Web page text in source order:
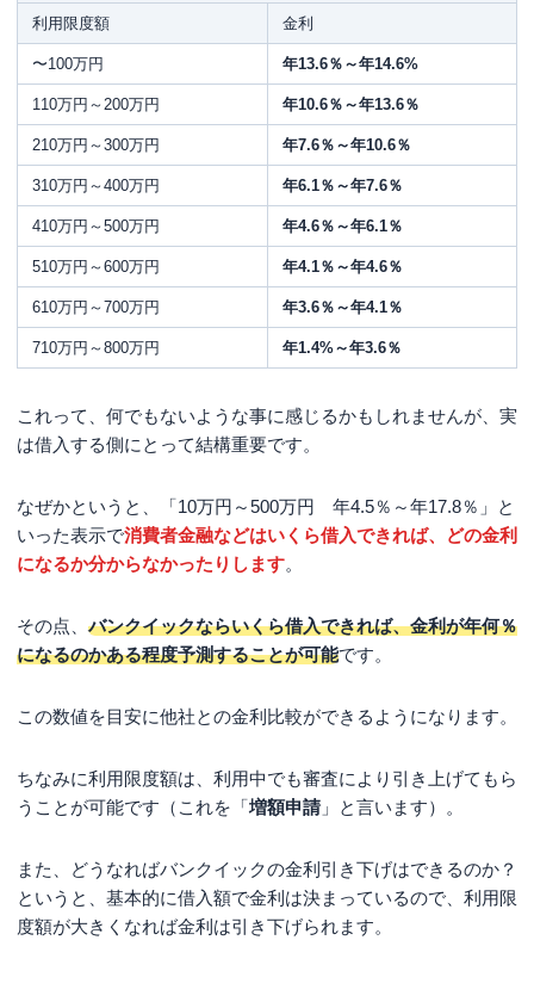
利用限度額 金利
〜100万円 年13.6％～年14.6%
110万円～200万円 年10.6％～年13.6％
210万円～300万円 年7.6％～年10.6％
310万円～400万円 年6.1％～年7.6％
410万円～500万円 年4.6％～年6.1％
510万円～600万円 年4.1％～年4.6％
610万円～700万円 年3.6％～年4.1％
710万円～800万円 年1.4%～年3.6％
これって、何でもないような事に感じるかもしれませんが、実
は借入する側にとって結構重要です。
なぜかというと、「10万円～500万円 年4.5％～年17.8％」と
いった表示で消費者金融などはいくら借入できれば、どの金利
になるか分からなかったりします。
その点、バンクイックならいくら借入できれば、金利が年何％
になるのかある程度予測することが可能です。
この数値を目安に他社との金利比較ができるようになります。
ちなみに利用限度額は、利用中でも審査により引き上げてもら
うことが可能です（これを「増額申請 」と言います）。
また、どうなればバンクイックの金利引き下げはできるのか？
というと、基本的に借入額で金利は決まっているので、利用限
度額が大きくなれば金利は引き下げられます。